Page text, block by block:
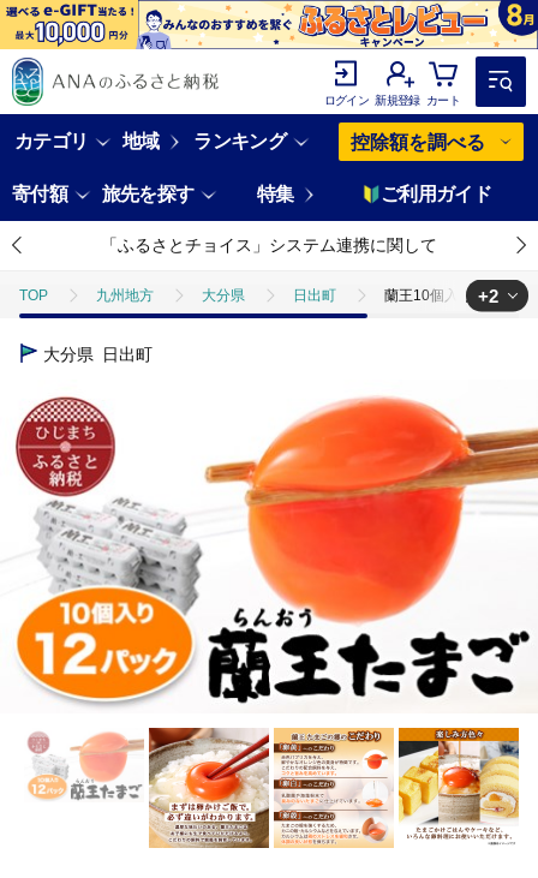
ログイン 新規登録 カート
カテゴリ 地域 ランキング 控除額を調べる
寄付額 旅先を探す 特集 ご利用ガイド
「ふるさとチョイス」システム連携に関して
TOP 九州地方 大分県 日出町 蘭王10個入り12パッ
TOP
+2
大分県 日出町